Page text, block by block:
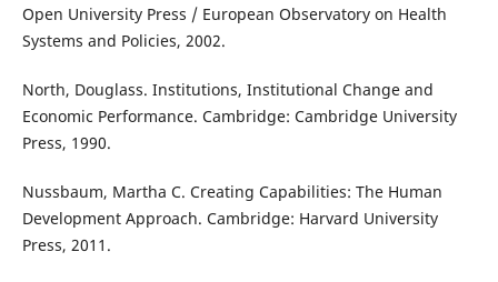
Open University Press / European Observatory on Health
Systems and Policies, 2002.
North, Douglass. Institutions, Institutional Change and
Economic Performance. Cambridge: Cambridge University
Press, 1990.
Nussbaum, Martha C. Creating Capabilities: The Human
Development Approach. Cambridge: Harvard University
Press, 2011.